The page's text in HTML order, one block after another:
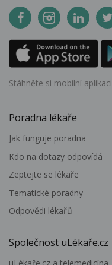
Stáhněte si mobilní aplikaci
Poradna lékaře
Jak funguje poradna
Kdo na dotazy odpovídá
Zeptejte se lékaře
Tematické poradny
Odpovědi lékařů
Společnost uLékaře.cz